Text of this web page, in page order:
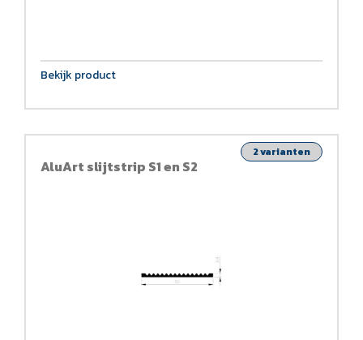
Bekijk product
AluArt slijtstrip S1 en S2
2 varianten